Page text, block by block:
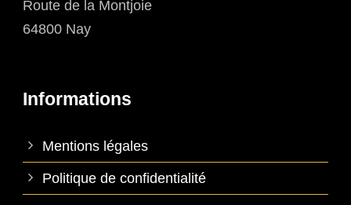
Route de la Montjoie
64800 Nay
Informations
Mentions légales
Politique de confidentialité